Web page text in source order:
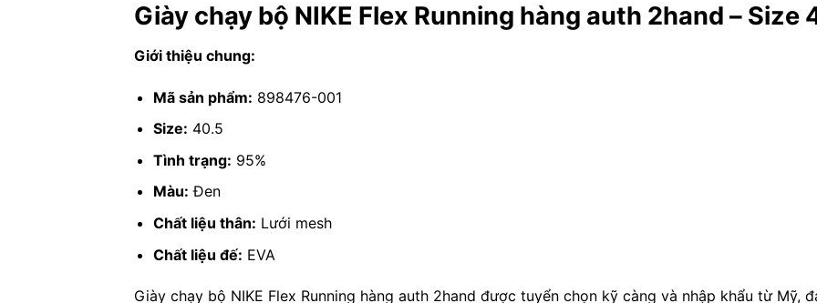
Giày chạy bộ NIKE Flex Running hàng auth 2hand – Size
Giới thiệu chung:
Mã sản phẩm: 898476-001
Size: 40.5
Tình trạng: 95%
Màu: Đen
Chất liệu thân: Lưới mesh
Chất liệu đế: EVA
Giày chạy bộ NIKE Flex Running hàng auth 2hand được tuyển chọn kỹ càng và nhập khẩu từ Mỹ,